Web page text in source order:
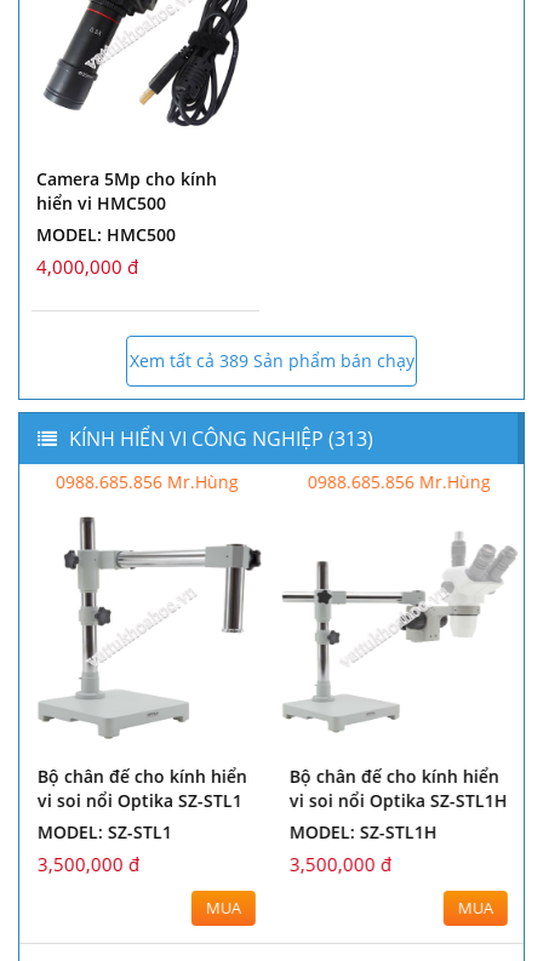
Camera 5Mp cho kính
hiển vi HMC500
MODEL: HMC500
4,000,000 đ
Xem tất cả 389 Sản phẩm bán chạy
KÍNH HIỂN VI CÔNG NGHIỆP (313)
0988.685.856 Mr.Hùng
Bộ chân đế cho kính hiển
vi soi nổi Optika SZ-STL1
MODEL: SZ-STL1
3,500,000 đ
MUA
0988.685.856 Mr.Hùng
Bộ chân đế cho kính hiển
vi soi nổi Optika SZ-STL1H
MODEL: SZ-STL1H
3,500,000 đ
MUA